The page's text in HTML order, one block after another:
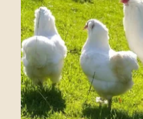
Wissenswertes
Sonstiges